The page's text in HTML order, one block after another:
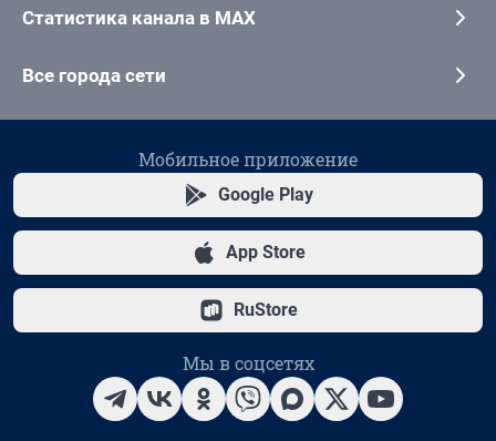
Статистика канала в MAX
Все города сети
Мобильное приложение
Google Play
App Store
RuStore
Мы в соцсетях